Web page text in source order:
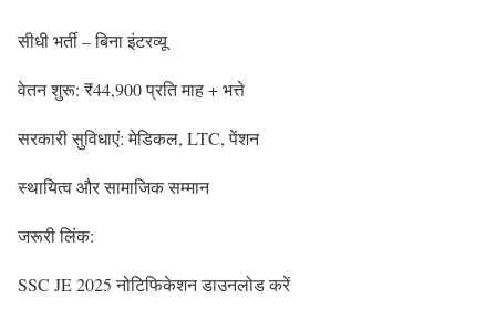
सीधी भर्ती – बिना इंटरव्यू
वेतन शुरू: ₹44,900 प्रति माह + भत्ते
सरकारी सुविधाएं: मेडिकल, LTC, पेंशन
स्थायित्व और सामाजिक सम्मान
जरूरी लिंक:
SSC JE 2025 नोटिफिकेशन डाउनलोड करें